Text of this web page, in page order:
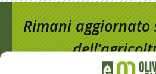
Rimani aggiornato